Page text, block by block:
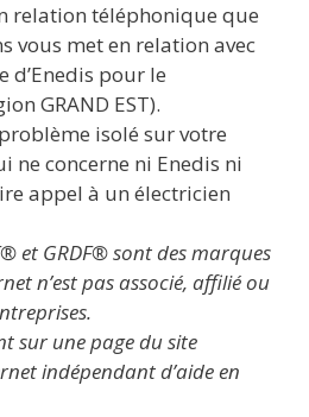
relation téléphonique que
vous met en relation avec
d’Enedis pour le
GRAND EST).
isolé sur votre
ne concerne ni Enedis ni
appel à un électricien
et GRDF® sont des marques
n’est pas associé, affilié ou
sur une page du site
indépendant d’aide en